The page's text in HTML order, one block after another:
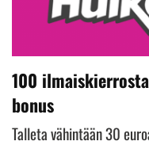
100
bonus
Talleta vähintään 30